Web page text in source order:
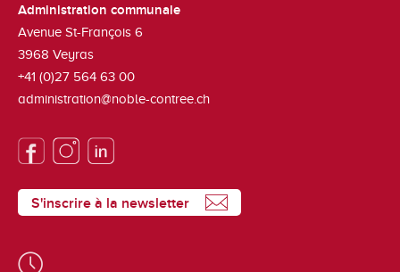
Administration communale
Avenue St-François 6
3968 Veyras
+41 (0)27 564 63 00
administration@noble-contree.ch
S'inscrire à la newsletter